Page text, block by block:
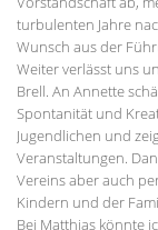
turbulenten Jahre
Wunsch aus der
Weiter verlässt uns
Brell. An Annette
Spontanität und
Jugendlichen und
Veranstaltungen.
Vereins aber auch
Kindern und der
Bei Matthias könnte